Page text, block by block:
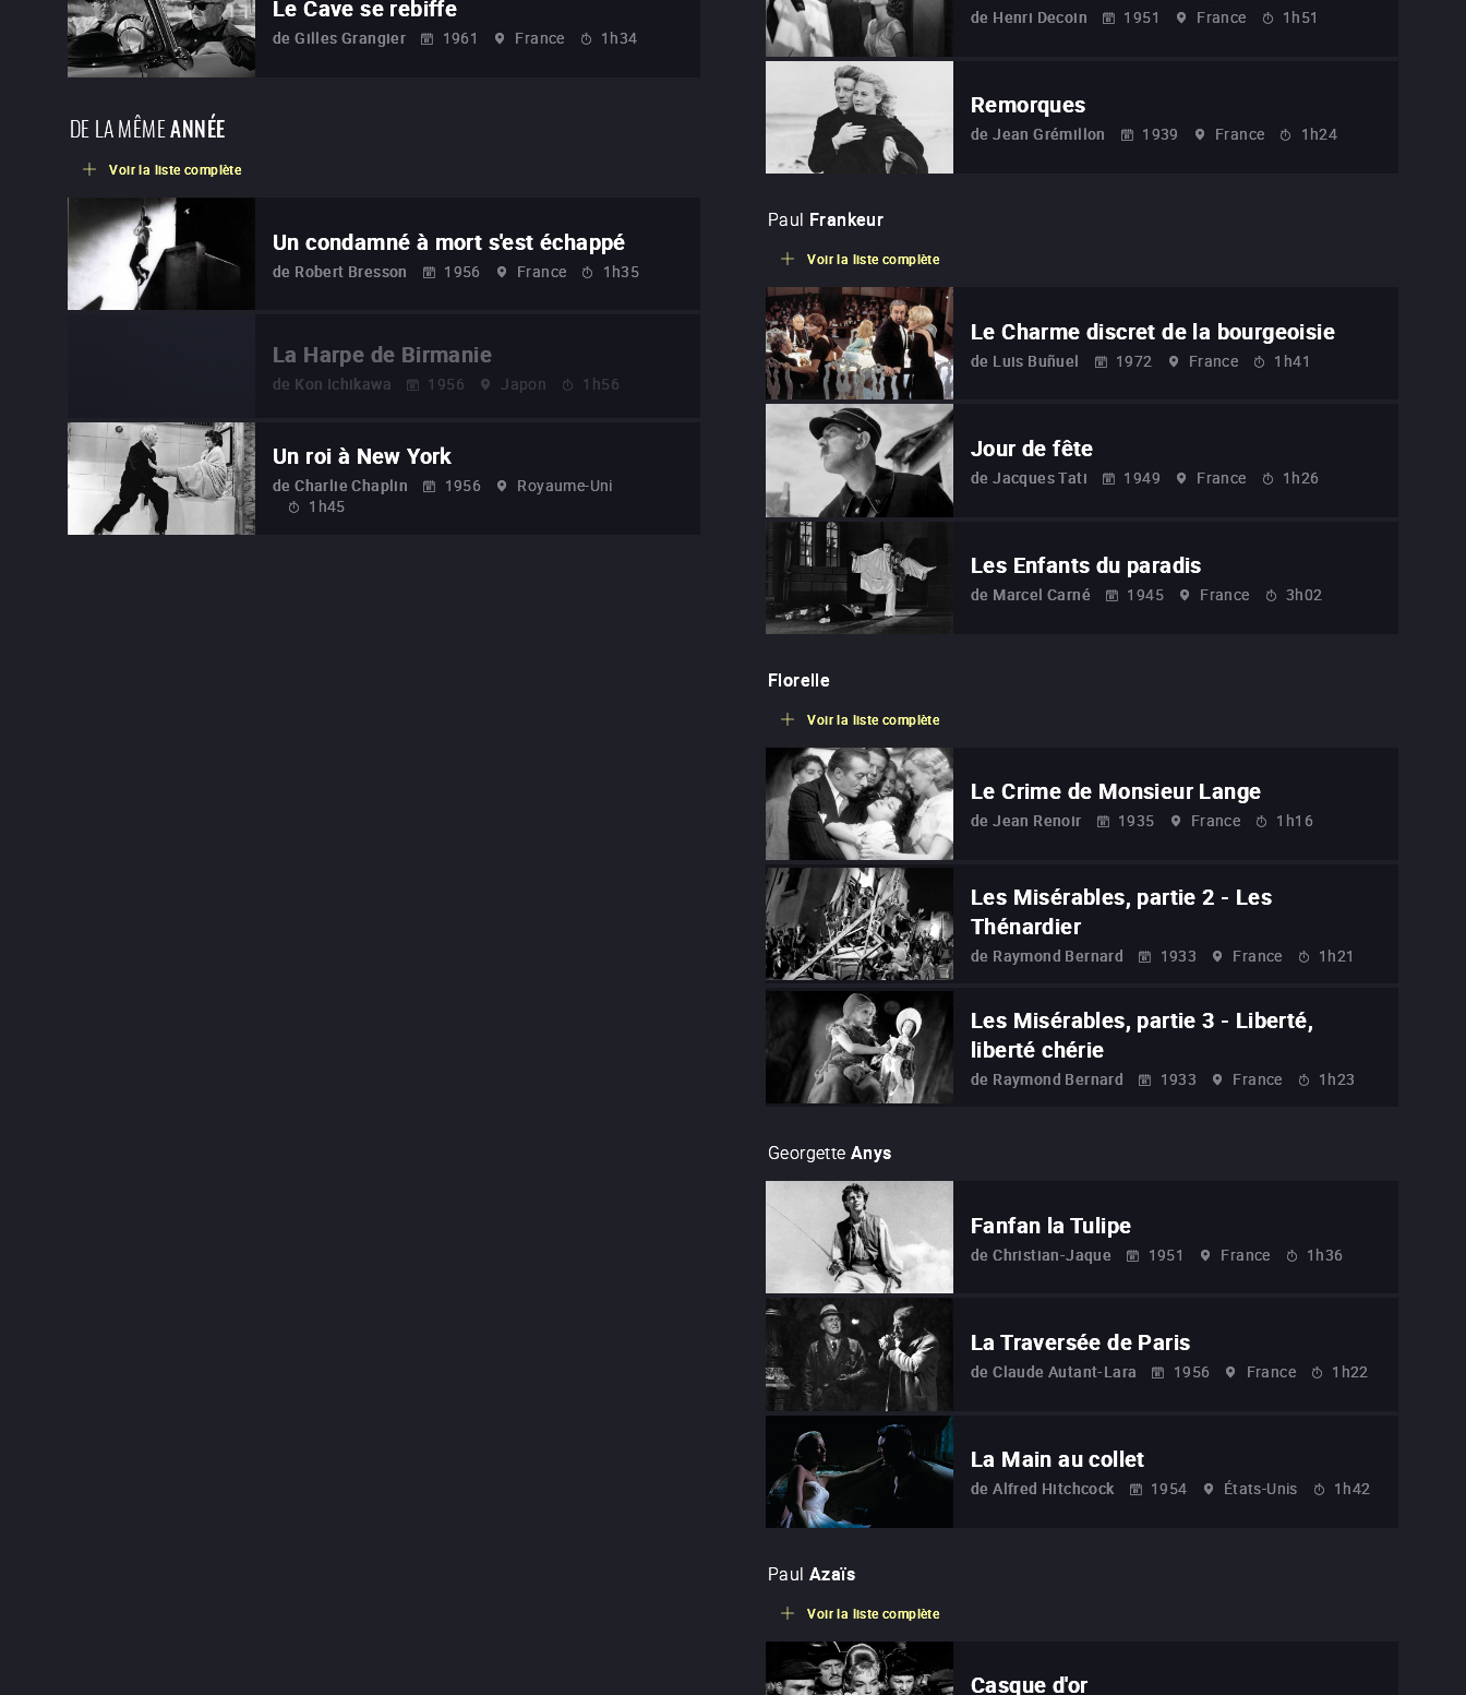
Le Cave se rebiffe
de Gilles Grangier 1961 France 1h34
DE LA MÊMEANNÉE
Voir la liste complète
Un condamné à mort s'est échappé
de Robert Bresson 1956 France 1h35
La Harpe de Birmanie
de Kon Ichikawa 1956 Japon 1h56
Un roi à New York
de Charlie Chaplin 1956
Royaume-Uni
1h45
de Henri Decoin 1951 France 1h51
Remorques
de Jean Grémillon 1939 France 1h24
Paul Frankeur
Voir la liste complète
Le Charme discret de la bourgeoisie
de Luis Buñuel 1972 France 1h41
Jour de fête
de Jacques Tati 1949 France 1h26
Les Enfants du paradis
de Marcel Carné 1945 France 3h02
Florelle
Voir la liste complète
Le Crime de Monsieur Lange
de Jean Renoir 1935 France 1h16
Les Misérables, partie 2 - Les
Thénardier
de Raymond Bernard 1933 France 1h21
Les Misérables, partie 3 - Liberté,
liberté chérie
de Raymond Bernard 1933 France 1h23
Georgette Anys
Fanfan la Tulipe
de Christian-Jaque 1951 France 1h36
La Traversée de Paris
de Claude Autant-Lara 1956 France 1h22
La Main au collet
de Alfred Hitchcock 1954 États-Unis 1h42
Paul Azaïs
Voir la liste complète
Casque d'or